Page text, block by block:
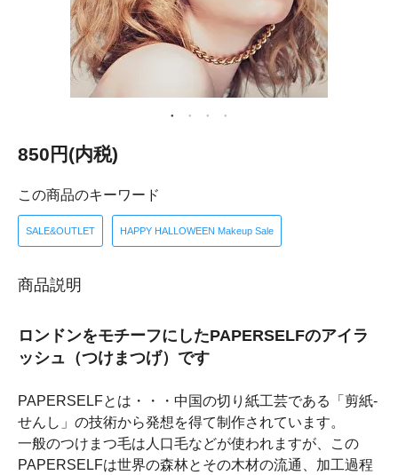
850円(内税)
この商品のキーワード
SALE&OUTLET HAPPY HALLOWEEN Makeup Sale
商品説明
ロンドンをモチーフにしたPAPERSELFのアイラ
ッシュ（つけまつげ）です
PAPERSELFとは・・・中国の切り紙工芸である「剪紙-
せんし」の技術から発想を得て制作されています。
一般のつけまつ毛は人口毛などが使われますが、この
PAPERSELFは世界の森林とその木材の流通、加工過程